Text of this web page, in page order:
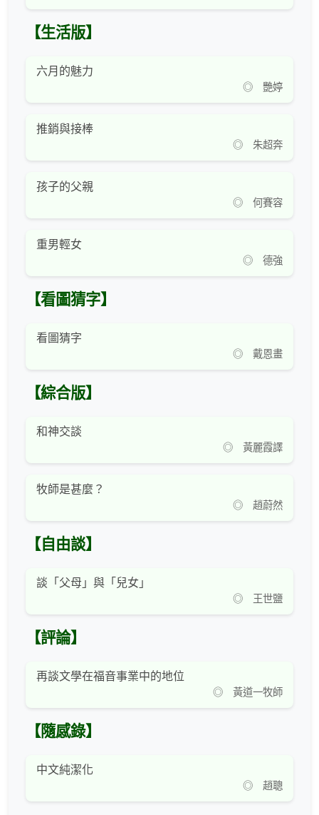
【生活版】
六月的魅力
◎ 艷婷
推銷與接棒
◎ 朱超奔
孩子的父親
◎ 何賽容
重男輕女
◎ 德強
【看圖猜字】
看圖猜字
◎ 戴恩畫
【綜合版】
和神交談
◎ 黃麗霞譯
牧師是甚麼？
◎ 趙蔚然
【自由談】
談「父母」與「兒女」
◎ 王世鹽
【評論】
再談文學在福音事業中的地位
◎ 黃道一牧師
【隨感錄】
中文純潔化
◎ 趙聰